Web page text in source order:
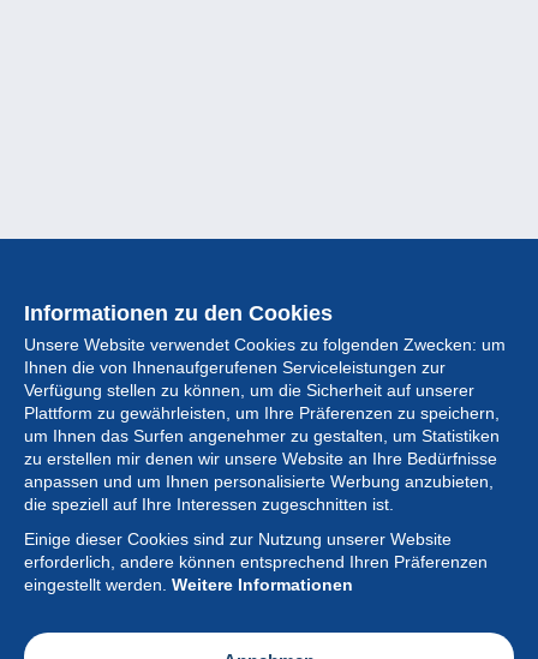
Informationen zu den Cookies
Unsere Website verwendet Cookies zu folgenden Zwecken: um
Ihnen die von Ihnenaufgerufenen Serviceleistungen zur
Verfügung stellen zu können, um die Sicherheit auf unserer
Plattform zu gewährleisten, um Ihre Präferenzen zu speichern,
um Ihnen das Surfen angenehmer zu gestalten, um Statistiken
zu erstellen mir denen wir unsere Website an Ihre Bedürfnisse
anpassen und um Ihnen personalisierte Werbung anzubieten,
die speziell auf Ihre Interessen zugeschnitten ist.
Einige dieser Cookies sind zur Nutzung unserer Website
erforderlich, andere können entsprechend Ihren Präferenzen
eingestellt werden. Weitere Informationen
Sammlung
Neuigkeiten
Artikel
Gesellschaft